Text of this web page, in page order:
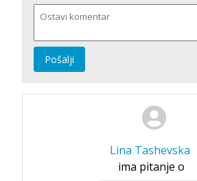
Pošalji
Lina Tashevska
ima pitanje o